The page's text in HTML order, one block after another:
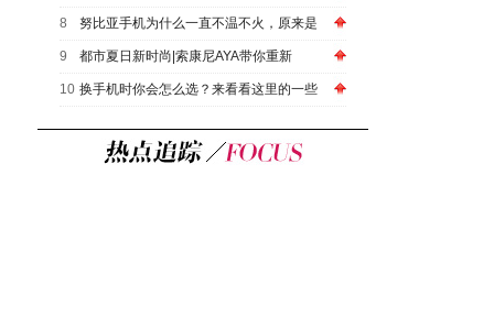
8 努比亚手机为什么一直不温不火，原来是
9 都市夏日新时尚|索康尼AYA带你重新
10 换手机时你会怎么选？来看看这里的一些